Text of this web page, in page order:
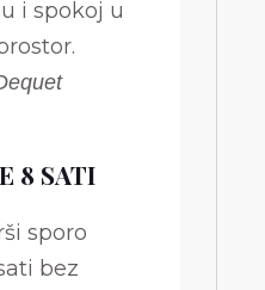
i spokoj u
8 SATI
sporo
bez